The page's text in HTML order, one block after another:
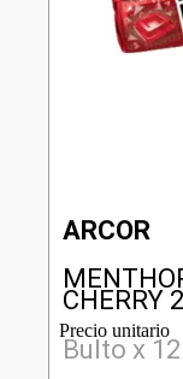
ARCOR
CHERRY
Bulto x
Precio unitario